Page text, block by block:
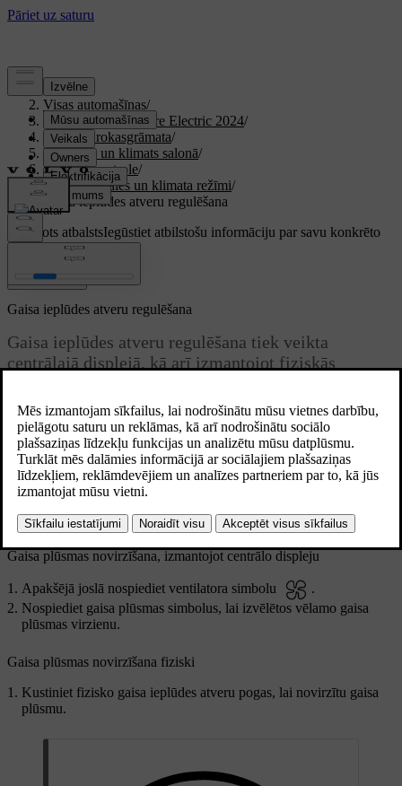
Atbalsts
Visas automašīnas/
XC40 Recharge Pure Electric 2024/
Lietotāja rokasgrāmata/
Komforts un klimats salonā/
Klimata kontrole/
Gaisa sadales un klimata režīmi/
Gaisa ieplūdes atveru regulēšana
Pielāgots atbalstsIegūstiet atbilstošu informāciju par savu konkrēto
automašīnu.
Pierakstīties
Atjaunināts 04.04.2025
Gaisa ieplūdes atveru regulēšana
Gaisa ieplūdes atveru regulēšana tiek veikta
centrālajā displejā, kā arī izmantojot fiziskās
Gaisa plūsmas virzienu var mainīt, izmantojot klimata skatu
centrālajā displejā vai fiziski, izmantojot gaisa ventilācijas pogas uz
gaisa ieplūdes atverēm.
Lai atvērtu gaisa ieplūdes atveri, pagrieziet fizisko gaisa ieplūdes
atveres pogu. Tas nodrošina gaisa plūsmu.
Gaisa plūsmas novirzīšana, izmantojot centrālo displeju
Apakšējā joslā nospiediet ventilatora simbolu
.
Nospiediet gaisa plūsmas simbolus, lai izvēlētos vēlamo gaisa
plūsmas virzienu.
Gaisa plūsmas novirzīšana fiziski
Kustiniet fizisko gaisa ieplūdes atveru pogas, lai novirzītu gaisa
plūsmu.